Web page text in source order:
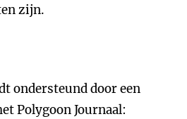
zijn.
ondersteund door een
Polygoon Journaal: